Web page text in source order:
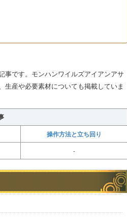
です。モンハンワイルズアイアンアサ
産や必要素材についても掲載していま
操作方法と立ち回り
-